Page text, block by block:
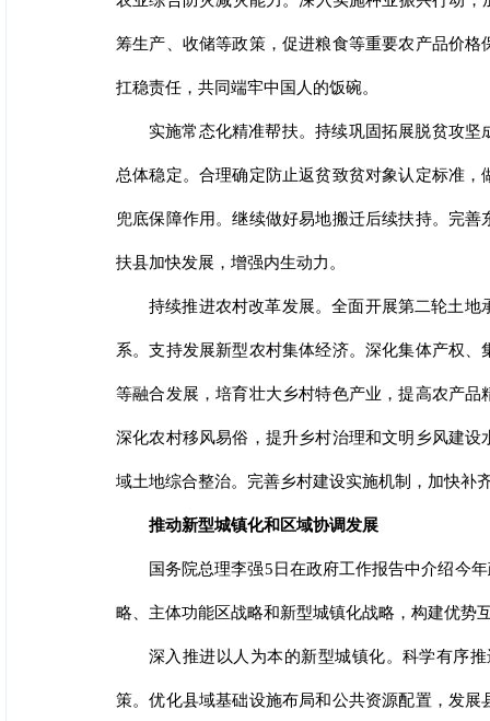
筹生产、收储等政策，促进粮食等重要农产品价
扛稳责任，共同端牢中国人的饭碗。
实施常态化精准帮扶。持续巩固拓展脱贫攻
总体稳定。合理确定防止返贫致贫对象认定标准
兜底保障作用。继续做好易地搬迁后续扶持。完
扶县加快发展，增强内生动力。
持续推进农村改革发展。全面开展第二轮土
系。支持发展新型农村集体经济。深化集体产权
等融合发展，培育壮大乡村特色产业，提高农产
深化农村移风易俗，提升乡村治理和文明乡风建
域土地综合整治。完善乡村建设实施机制，加快补
推动新型城镇化和区域协调发展
国务院总理李强5日在政府工作报告中介绍今
略、主体功能区战略和新型城镇化战略，构建优势
深入推进以人为本的新型城镇化。科学有序
策。优化县域基础设施布局和公共资源配置，发